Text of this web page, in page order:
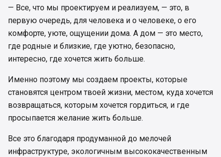
— Все, что мы проектируем и реализуем, — это, в
первую очередь, для человека и о человеке, о его
комфорте, уюте, ощущении дома. А дом — это место,
где родные и близкие, где уютно, безопасно,
интересно, где хочется жить больше.
Именно поэтому мы создаем проекты, которые
становятся центром твоей жизни, местом, куда хочется
возвращаться, которым хочется гордиться, и где
просыпается желание жить больше.
Все это благодаря продуманной до мелочей
инфраструктуре, экологичным высококачественным